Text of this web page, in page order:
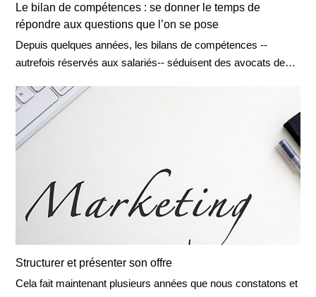
Le bilan de compétences : se donner le temps de
répondre aux questions que l’on se pose
Depuis quelques années, les bilans de compétences --
autrefois réservés aux salariés-- séduisent des avocats de…
Structurer et présenter son offre
Cela fait maintenant plusieurs années que nous constatons et